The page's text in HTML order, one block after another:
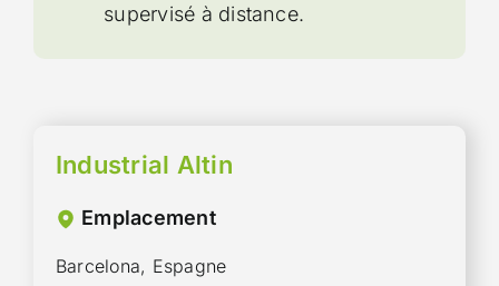
supervisé à distance.
Industrial Altin
Emplacement
Barcelona, Espagne